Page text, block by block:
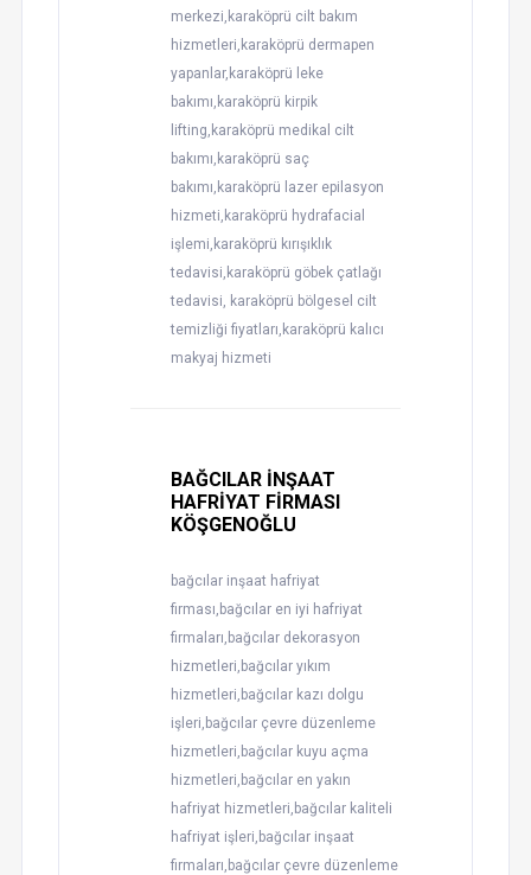
merkezi,karaköprü cilt bakım
hizmetleri,karaköprü dermapen
yapanlar,karaköprü leke
bakımı,karaköprü kirpik
lifting,karaköprü medikal cilt
bakımı,karaköprü saç
bakımı,karaköprü lazer epilasyon
hizmeti,karaköprü hydrafacial
işlemi,karaköprü kırışıklık
tedavisi,karaköprü göbek çatlağı
tedavisi, karaköprü bölgesel cilt
temizliği fiyatları,karaköprü kalıcı
makyaj hizmeti
BAĞCILAR İNŞAAT
HAFRİYAT FİRMASI
KÖŞGENOĞLU
bağcılar inşaat hafriyat
firması,bağcılar en iyi hafriyat
firmaları,bağcılar dekorasyon
hizmetleri,bağcılar yıkım
hizmetleri,bağcılar kazı dolgu
işleri,bağcılar çevre düzenleme
hizmetleri,bağcılar kuyu açma
hizmetleri,bağcılar en yakın
hafriyat hizmetleri,bağcılar kaliteli
hafriyat işleri,bağcılar inşaat
firmaları,bağcılar çevre düzenleme